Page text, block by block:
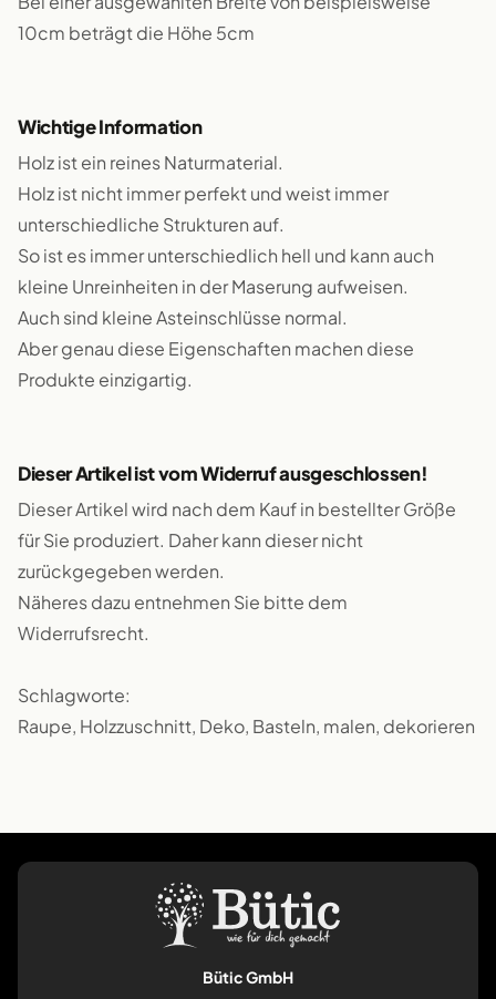
10cm beträgt die Höhe 5cm
Wichtige Information
Holz ist ein reines Naturmaterial.
Holz ist nicht immer perfekt und weist immer
unterschiedliche Strukturen auf.
So ist es immer unterschiedlich hell und kann auch
kleine Unreinheiten in der Maserung aufweisen.
Auch sind kleine Asteinschlüsse normal.
Aber genau diese Eigenschaften machen diese
Produkte einzigartig.
Dieser Artikel ist vom Widerruf ausgeschlossen!
Dieser Artikel wird nach dem Kauf in bestellter Größe
für Sie produziert. Daher kann dieser nicht
zurückgegeben werden.
Näheres dazu entnehmen Sie bitte dem
Widerrufsrecht.
Schlagworte:
Raupe, Holzzuschnitt, Deko, Basteln, malen, dekorieren
Bütic GmbH